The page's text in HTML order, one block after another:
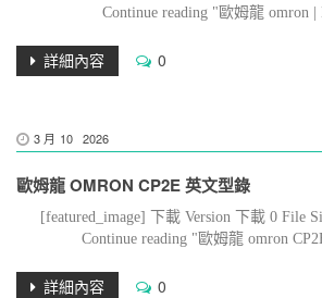
Continue reading "歐姆龍 omron |
詳細內容 0
3 月 10 2026
歐姆龍 OMRON CP2E 英文型錄
[featured_image] 下載 Version 下載 0 File
Continue reading "歐姆龍 omron
詳細內容 0